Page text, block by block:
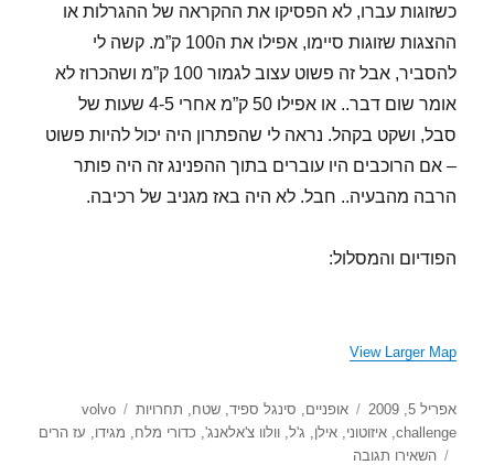
כשזוגות עברו, לא הפסיקו את ההקראה של ההגרלות או
ההצגות שזוגות סיימו, אפילו את ה100 ק”מ. קשה לי
להסביר, אבל זה פשוט עצוב לגמור 100 ק”מ ושהכרוז לא
אומר שום דבר.. או אפילו 50 ק”מ אחרי 4-5 שעות של
סבל, ושקט בקהל. נראה לי שהפתרון היה יכול להיות פשוט
– אם הרוכבים היו עוברים בתוך ההפנינג זה היה פותר
הרבה מהבעיה.. חבל. לא היה באז מגניב של רכיבה.
הפודיום והמסלול:
View Larger Map
פורסם
בתאריך
אפריל 5, 2009 קטגוריות
אופניים סינגל ספיד ,שטח תחרויות תגיות
volvo
challenge
,איזוטוני ,אילן ג'ל ,וולוו צ'אלאנג' כדורי מלח מגידו
עז הרים
השאירו תגובה